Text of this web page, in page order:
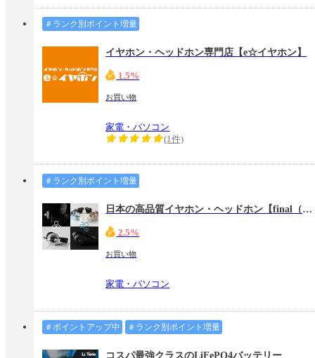
＃ランク別ポイント増量
イヤホン・ヘッドホン専門店【e☆イヤホン】
1.5%
お買い物
家電・パソコン
(1件)
＃ランク別ポイント増量
日本の高品質イヤホン・ヘッドホン【final（ファイナル）】
2.5%
お買い物
家電・パソコン
＃ポイントアップ中 ＃ランク別ポイント増量
コスパ最強クラスのLiFePO4バッテリー